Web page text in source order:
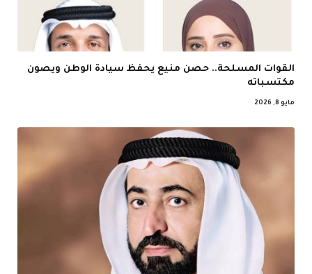
القوات المسلحة.. حصن منيع يحفظ سيادة الوطن ويصون
مكتسباته
مايو 8, 2026